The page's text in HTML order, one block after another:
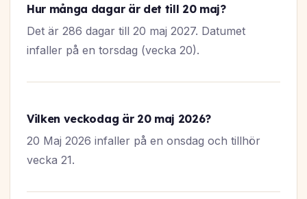
Hur många dagar är det till 20 maj?
Det är 286 dagar till 20 maj 2027. Datumet
infaller på en torsdag (vecka 20).
Vilken veckodag är 20 maj 2026?
20 Maj 2026 infaller på en onsdag och tillhör
vecka 21.